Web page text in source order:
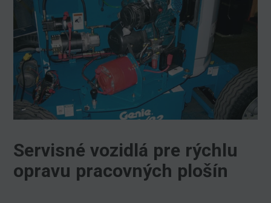
Servisné vozidlá pre rýchlu
opravu pracovných plošín